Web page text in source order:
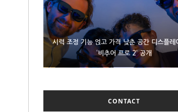
시력 조정 기능 얹고 가격 낮춘 공간 디스플레
‘비추어 프로 2’ 공개
D램 부족에 10억달러어치 아이폰18 프로세서
대기 중
300~400달러 반지형 스피커 준비하는 오
CONTACT